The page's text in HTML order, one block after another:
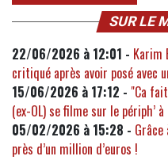
SUR LE
22/06/2026 à 12:01 - Karim
critiqué après avoir posé avec
15/06/2026 à 17:12 - "Ca
(ex-OL) se filme sur le périph’ à
05/02/2026 à 15:28 - Grâce
près d’un million d’euros !